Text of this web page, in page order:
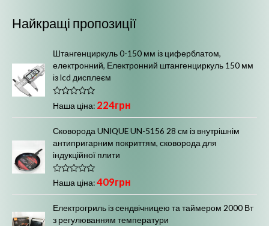
Найкращі пропозиції
Штангенциркуль 0-150 мм із циферблатом,
електронний, Електронний штангенциркуль 150 мм
із lcd дисплеєм
О
ц
і
е
н
в
0
з
5
Наша ціна: 224грн
Сковорода UNIQUE UN-5156 28 см із внутрішнім
антипригарним покриттям, сковорода для
індукційної плити
О
ц
і
н
е
н
Наша ціна:409грн
Електрогриль із сендвічницею та таймером 2000 Вт
з регулюванням температури